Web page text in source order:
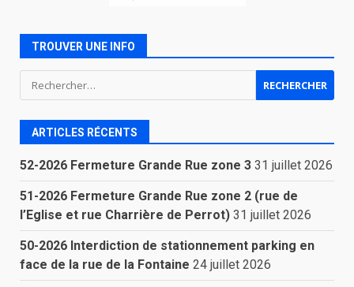
TROUVER UNE INFO
Rechercher :
ARTICLES RÉCENTS
52-2026 Fermeture Grande Rue zone 3 31 juillet 2026
51-2026 Fermeture Grande Rue zone 2 (rue de
l’Eglise et rue Charrière de Perrot) 31 juillet 2026
50-2026 Interdiction de stationnement parking en
face de la rue de la Fontaine 24 juillet 2026